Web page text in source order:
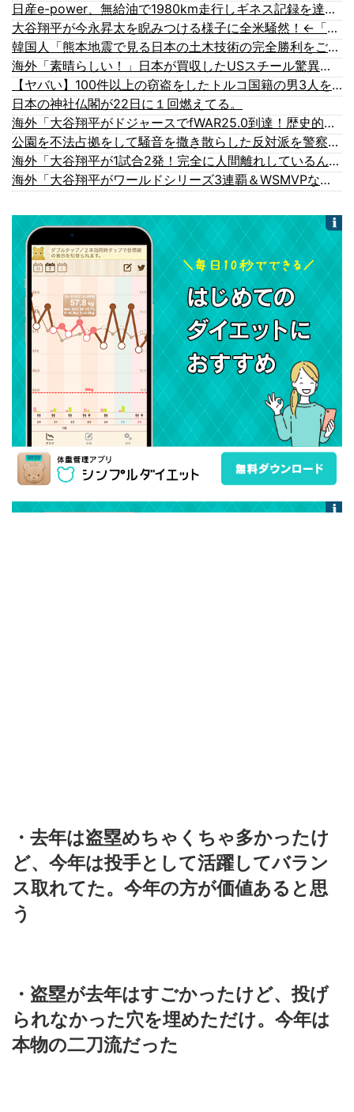
日産e-power、無給油で1980km走行しギネス記録を達成、無駄な発電や送電ロスなくEVよりエコを証明
大谷翔平が今永昇太を睨みつける様子に全米騒然！←「最高の二人」（海外の反応）
韓国人「熊本地震で見る日本の土木技術の完全勝利をご覧ください」→「これはすごいわ」「こういうのを見ると日本人は何か適当に作る感じがしない・...
海外「素晴らしい！」日本が買収したUSスチール驚異の大復活に米国人が大喜び
【ヤバい】100件以上の窃盗をしたトルコ国籍の男3人を逮捕 #移民 #外国人
日本の神社仏閣が22日に１回燃えてる。
海外「大谷翔平がドジャースでfWAR25.0到達！歴史的ペースに海外騒然…」
公園を不法占拠をして騒音を撒き散らした反対派を警察が撤去しました！
海外「大谷翔平が1試合2発！完全に人間離れしているんだが…」
海外「大谷翔平がワールドシリーズ3連覇＆WSMVPなら歴代何位？海外ファンの答えがこちら」
・去年は盗塁めちゃくちゃ多かったけ
ど、今年は投手として活躍してバラン
ス取れてた。今年の方が価値あると思
う
・盗塁が去年はすごかったけど、投げ
られなかった穴を埋めただけ。今年は
本物の二刀流だった